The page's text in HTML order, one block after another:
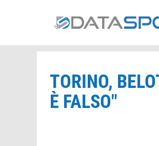
TORINO,
È FALSO"